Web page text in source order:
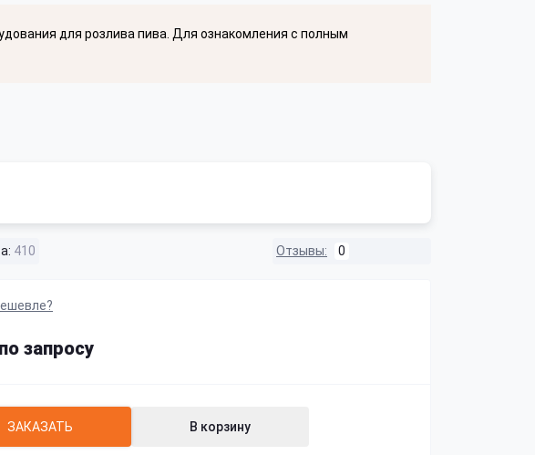
для розлива пива. Для ознакомления с полным
410 Отзывы: 0
запросу
ЗАКАЗАТЬ В корзину